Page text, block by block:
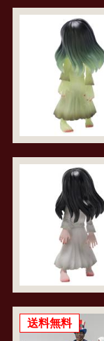
送料無料